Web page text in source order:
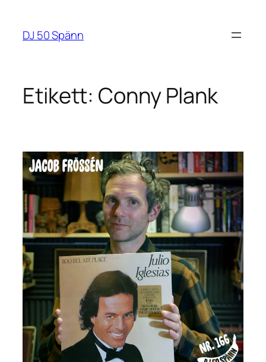
innehåll
DJ 50 Spänn
Etikett: Conny Plank